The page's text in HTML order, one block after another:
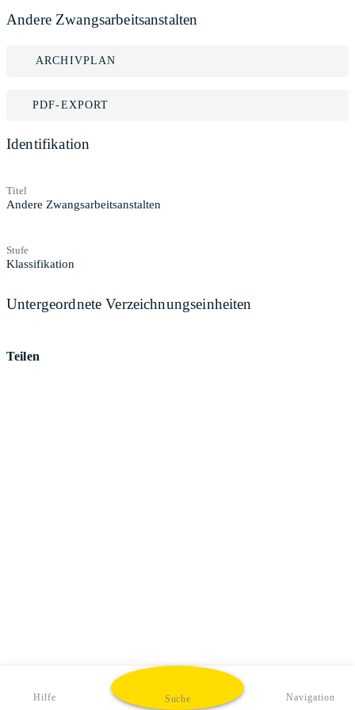
Andere Zwangsarbeitsanstalten
ARCHIVPLAN
PDF-EXPORT
Identifikation
Titel
Andere Zwangsarbeitsanstalten
Stufe
Klassifikation
Untergeordnete Verzeichnungseinheiten
Teilen
Hilfe Suche Navigation